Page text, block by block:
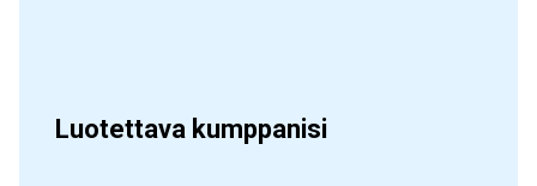
Luotettava kumppanisi